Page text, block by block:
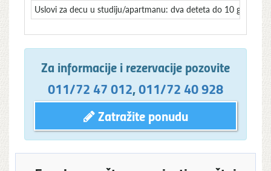
Uslovi za decu u studiju/apartmanu: dva deteta do 10 godina
Za informacije i rezervacije pozovite
011/72 47 012,011/72 40 928
Zatražite ponudu